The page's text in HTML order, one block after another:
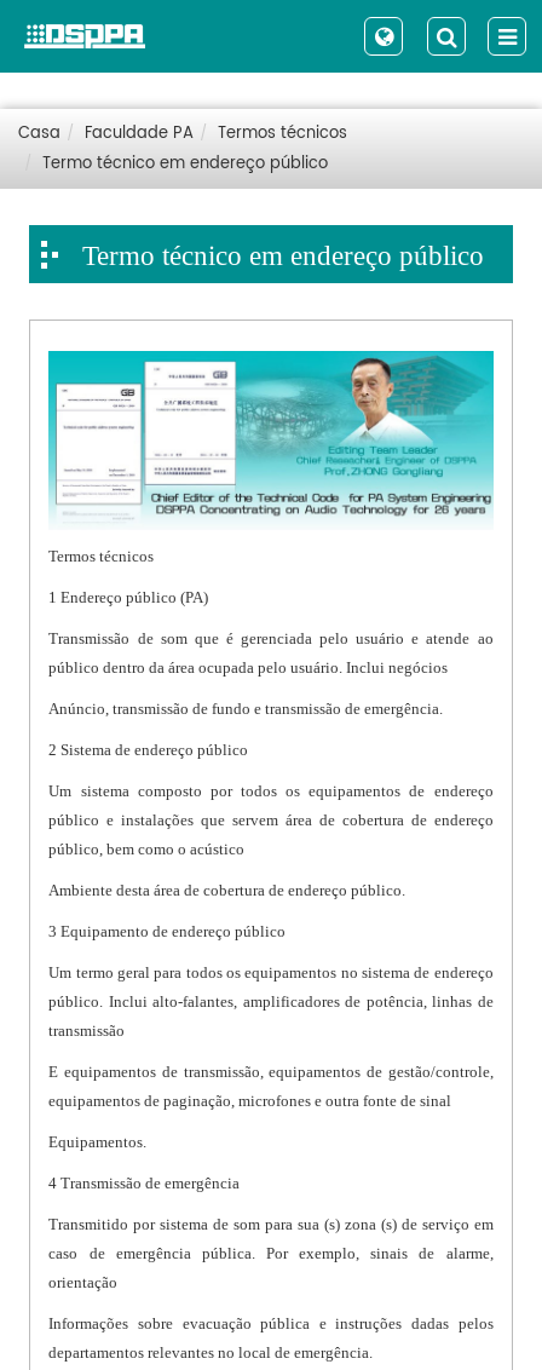
Casa Faculdade PA
Termos técnicos
Termo técnico em endereço público
Termo técnico em endereço público
Termos técnicos
1 Endereço público (PA)
Transmissão de som que é gerenciada pelo usuário e atende ao
público dentro da área ocupada pelo usuário. Inclui negócios
Anúncio, transmissão de fundo e transmissão de emergência.
2 Sistema de endereço público
Um sistema composto por todos os equipamentos de endereço
público e instalações que servem área de cobertura de endereço
público, bem como o acústico
Ambiente desta área de cobertura de endereço público.
3 Equipamento de endereço público
Um termo geral para todos os equipamentos no sistema de endereço
público. Inclui alto-falantes, amplificadores de potência, linhas de
transmissão
E equipamentos de transmissão, equipamentos de gestão/controle,
equipamentos de paginação, microfones e outra fonte de sinal
Equipamentos.
4 Transmissão de emergência
Transmitido por sistema de som para sua (s) zona (s) de serviço em
caso de emergência pública. Por exemplo, sinais de alarme,
orientação
Informações sobre evacuação pública e instruções dadas pelos
departamentos relevantes no local de emergência.